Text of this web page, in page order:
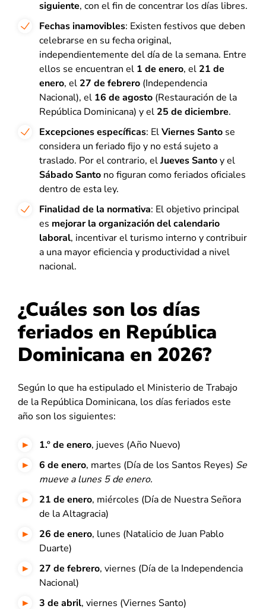
siguiente, con el fin de concentrar los días libres.
Fechas inamovibles: Existen festivos que deben
celebrarse en su fecha original,
independientemente del día de la semana. Entre
ellos se encuentran el 1 de enero, el 21 de
enero, el 27 de febrero (Independencia
Nacional), el 16 de agosto (Restauración de la
República Dominicana) y el 25 de diciembre.
Excepciones específicas: ElViernes Santo se
considera un feriado fijo y no está sujeto a
traslado. Por el contrario, elJueves Santoy el
Sábado Santo no figuran como feriados oficiales
dentro de esta ley.
Finalidad de la normativa: El objetivo principal
es mejorar la organización del calendario
laboral, incentivar el turismo interno y contribuir
a una mayor eficiencia y productividad a nivel
nacional.
¿Cuáles son los días
feriados en República
Dominicana en 2026?
Según lo que ha estipulado el Ministerio de Trabajo
de la República Dominicana, los días feriados este
año son los siguientes:
1.º de enero, jueves (Año Nuevo)
6 de enero, martes (Día de los Santos Reyes) Se
mueve a lunes 5 de enero.
21 de enero, miércoles (Día de Nuestra Señora
de la Altagracia)
26 de enero, lunes (Natalicio de Juan Pablo
Duarte)
27 de febrero, viernes (Día de la Independencia
Nacional)
3 de abril, viernes (Viernes Santo)